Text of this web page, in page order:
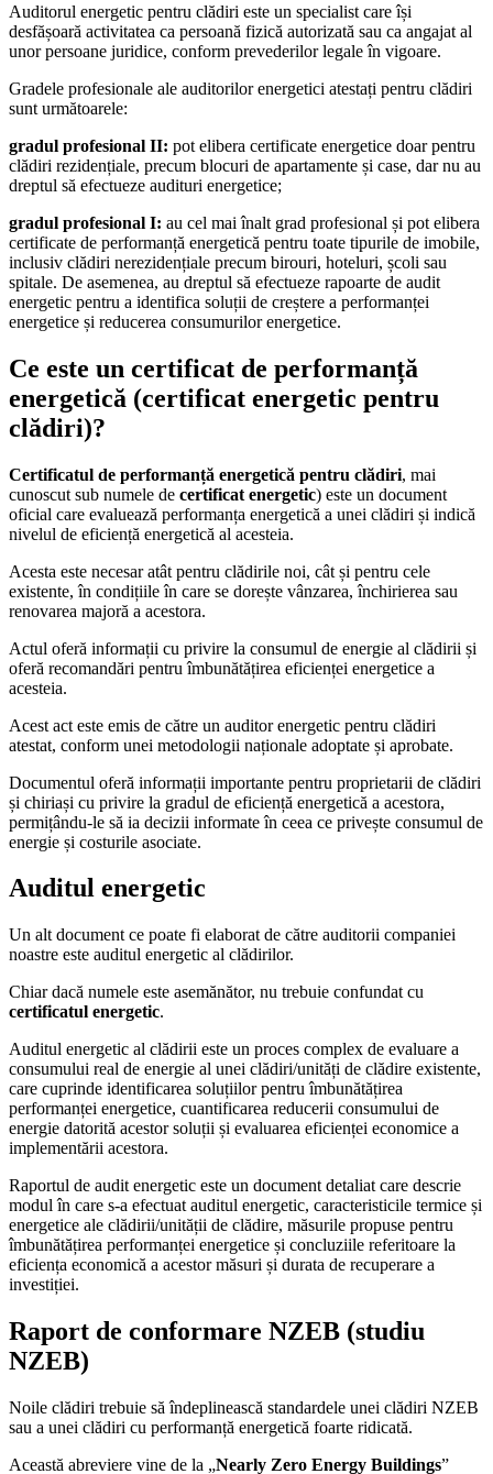
Auditorul energetic pentru clădiri este un specialist care își
desfășoară activitatea ca persoană fizică autorizată sau ca angajat al
unor persoane juridice, conform prevederilor legale în vigoare.
Gradele profesionale ale auditorilor energetici atestați pentru clădiri
sunt următoarele:
gradul profesional II: pot elibera certificate energetice doar pentru
clădiri rezidențiale, precum blocuri de apartamente și case, dar nu au
dreptul să efectueze audituri energetice;
gradul profesional I: au cel mai înalt grad profesional și pot elibera
certificate de performanță energetică pentru toate tipurile de imobile,
inclusiv clădiri nerezidențiale precum birouri, hoteluri, școli sau
spitale. De asemenea, au dreptul să efectueze rapoarte de audit
energetic pentru a identifica soluții de creștere a performanței
energetice și reducerea consumurilor energetice.
Ce este un certificat de performanță
energetică (certificat energetic pentru
clădiri)?
Certificatul de performanță energetică pentru clădiri, mai
cunoscut sub numele de certificat energetic) este un document
oficial care evaluează performanța energetică a unei clădiri și indică
nivelul de eficiență energetică al acesteia.
Acesta este necesar atât pentru clădirile noi, cât și pentru cele
existente, în condițiile în care se dorește vânzarea, închirierea sau
renovarea majoră a acestora.
Actul oferă informații cu privire la consumul de energie al clădirii și
oferă recomandări pentru îmbunătățirea eficienței energetice a
acesteia.
Acest act este emis de către un auditor energetic pentru clădiri
atestat, conform unei metodologii naționale adoptate și aprobate.
Documentul oferă informații importante pentru proprietarii de clădiri
și chiriași cu privire la gradul de eficiență energetică a acestora,
permițându-le să ia decizii informate în ceea ce privește consumul de
energie și costurile asociate.
Auditul energetic
Un alt document ce poate fi elaborat de către auditorii companiei
noastre este auditul energetic al clădirilor.
Chiar dacă numele este asemănător, nu trebuie confundat cu
certificatul energetic.
Auditul energetic al clădirii este un proces complex de evaluare a
consumului real de energie al unei clădiri/unități de clădire existente,
care cuprinde identificarea soluțiilor pentru îmbunătățirea
performanței energetice, cuantificarea reducerii consumului de
energie datorită acestor soluții și evaluarea eficienței economice a
implementării acestora.
Raportul de audit energetic este un document detaliat care descrie
modul în care s-a efectuat auditul energetic, caracteristicile termice și
energetice ale clădirii/unității de clădire, măsurile propuse pentru
îmbunătățirea performanței energetice și concluziile referitoare la
eficiența economică a acestor măsuri și durata de recuperare a
investiției.
Raport de conformare NZEB (studiu
NZEB)
Noile clădiri trebuie să îndeplinească standardele unei clădiri NZEB
sau a unei clădiri cu performanță energetică foarte ridicată.
Această abreviere vine de la „Nearly Zero Energy Buildings”